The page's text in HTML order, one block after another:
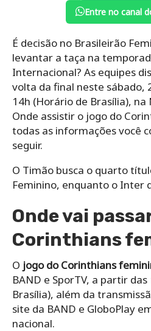
Entre no canal
É decisão no Brasileirão
levantar a taça na
Internacional? As equipes
volta da final neste sábado,
14h (Horário de Brasília), na
Onde assistir o jogo do
todas as informações você
seguir.
O Timão busca o quarto
Feminino, enquanto o Inter
Onde vai
Corinthians
O jogo do Corinthians
BAND e SporTV, a partir
Brasília), além da
site da BAND e GloboPlay
nacional.